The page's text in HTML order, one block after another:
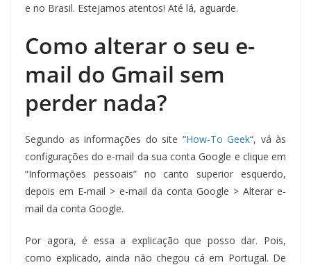
e no Brasil. Estejamos atentos! Até lá, aguarde.
Como alterar o seu e-
mail do Gmail sem
perder nada?
Segundo as informações do site “How-To Geek“, vá às
configurações do e-mail da sua conta Google e clique em
“Informações pessoais” no canto superior esquerdo,
depois em E-mail > e-mail da conta Google > Alterar e-
mail da conta Google.
Por agora, é essa a explicação que posso dar. Pois,
como explicado, ainda não chegou cá em Portugal. De